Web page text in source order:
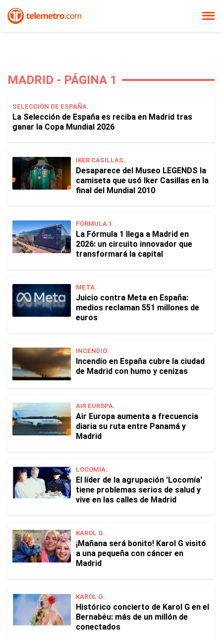
MADRID - PÁGINA 1
SELECCIÓN DE ESPAÑA.
La Selección de España es reciba en Madrid tras
ganar la Copa Mundial 2026
IKER CASILLAS.
Desaparece del Museo LEGENDS la
camiseta que usó Iker Casillas en la
final del Mundial 2010
FÓRMULA 1.
La Fórmula 1 llega a Madrid en
2026: un circuito innovador que
transformará la capital
META.
Juicio contra Meta en España:
medios reclaman 551 millones de
euros
INCENDIO.
Incendio en España cubre la ciudad
de Madrid con humo y cenizas
AIR EUROPA.
Air Europa aumenta a frecuencia
diaria su ruta entre Panamá y
Madrid
LOCOMÍA.
El líder de la agrupación 'Locomía'
tiene problemas serios de salud y
vive en las calles de Madrid
KAROL G.
¡Mañana será bonito! Karol G visitó
a una pequeña con cáncer en
Madrid
KAROL G.
Histórico concierto de Karol G en el
Bernabéu: más de un millón de
conectados